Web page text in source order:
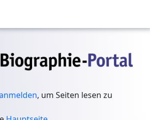
, um Seiten lesen zu